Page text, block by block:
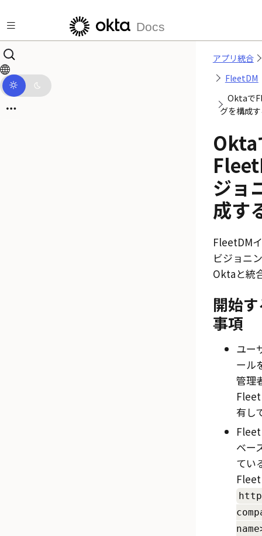
Docs
アプリ統合
FleetDM
Oktaで
グを構成
Okta
ジョ
成す
FleetDM
ビジョニ
Oktaと統
開始
事項
ユー
ール
管理
有し
ベー
てい